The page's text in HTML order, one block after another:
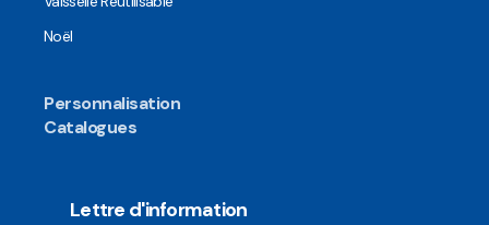
Noël
Personnalisation
Catalogues
Lettre d'information